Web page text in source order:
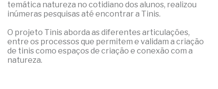
temática natureza no cotidiano dos alunos, realizou
inúmeras pesquisas até encontrar a Tinis.
O projeto Tinis aborda as diferentes articulações,
entre os processos que permitem e validam a criação
de tinis como espaços de criação e conexão com a
natureza.